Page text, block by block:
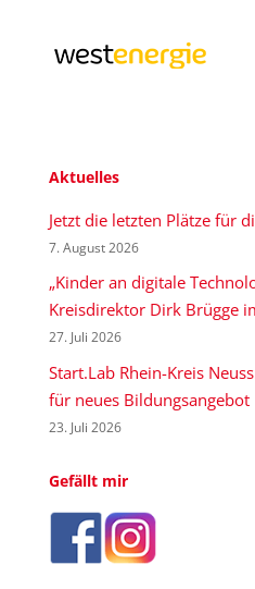
Aktuelles
Jetzt die letzten Plätze für
7. August 2026
„Kinder an digitale
Kreisdirektor Dirk Brügge
27. Juli 2026
Start.Lab Rhein-Kreis
für neues Bildungsangebot
23. Juli 2026
Gefällt mir